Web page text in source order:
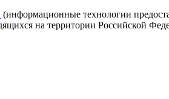
(информационные технологии
на территории Российской